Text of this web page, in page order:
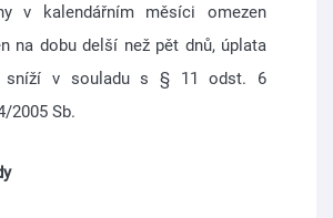
v kalendářním měsíci omezen
na dobu delší než pět dnů, úplata
sníží v souladu s § 11 odst. 6
2005 Sb.